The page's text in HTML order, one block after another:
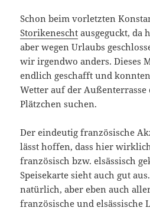
Schon beim vorletzten
Storikenescht ausgeguckt, da
aber wegen Urlaubs
wir irgendwo anders. Dieses
endlich geschafft und
Wetter auf der Außenterrasse
Plätzchen suchen.
Der eindeutig französische
lässt hoffen, dass hier
französisch bzw. elsässisch
Speisekarte sieht auch gut
natürlich, aber eben auch
französische und elsässische